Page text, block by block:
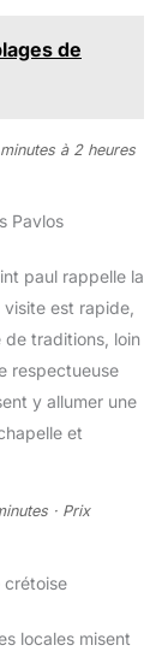
de
à 2 heures
Pavlos
paul rappelle la
est rapide,
de traditions, loin
respectueuse
y allumer une
et
· Prix
crétoise
locales misent